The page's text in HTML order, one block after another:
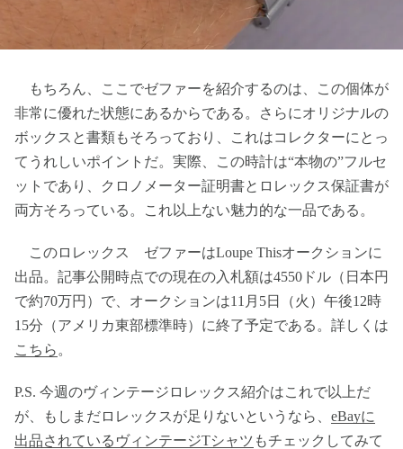
もちろん、ここでゼファーを紹介するのは、この個体が
非常に優れた状態にあるからである。さらにオリジナルの
ボックスと書類もそろっており、これはコレクターにとっ
てうれしいポイントだ。実際、この時計は“本物の”フルセ
ットであり、クロノメーター証明書とロレックス保証書が
両方そろっている。これ以上ない魅力的な一品である。
このロレックス ゼファーはLoupe Thisオークションに
出品。記事公開時点での現在の入札額は4550ドル（日本円
で約70万円）で、オークションは11月5日（火）午後12時
15分（アメリカ東部標準時）に終了予定である。詳しくは
こちら 。
P.S. 今週のヴィンテージロレックス紹介はこれで以上だ
が、もしまだロレックスが足りないというなら、 eBayに
出品されているヴィンテージTシャツ もチェックしてみて